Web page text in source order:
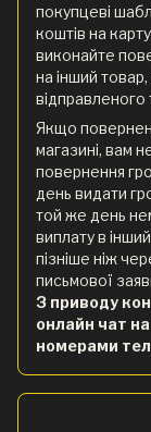
покупцеві
коштів на
виконайте
на інший
відправленого
Якщо
магазині, вам
повернення
день видати
той же день
виплату в
пізніше ніж
письмової
З приводу
онлайн чат
номерами